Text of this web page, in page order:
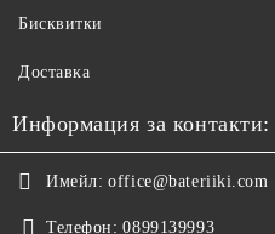
Бисквитки
Доставка
Информация за контакти:
Имейл: office@bateriiki.com
Телефон: 0899139993